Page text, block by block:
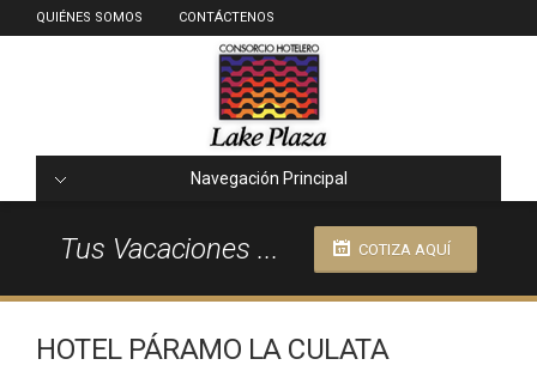
QUIÉNES SOMOS CONTÁCTENOS
Navegación Principal
Tus Vacaciones ... COTIZA AQUÍ
HOTEL PÁRAMO LA CULATA